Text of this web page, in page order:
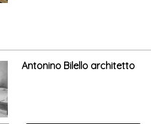
Antonino Bilello architetto